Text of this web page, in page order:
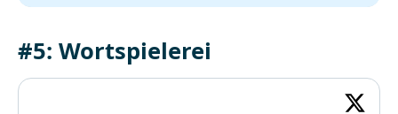
#5: Wortspielerei